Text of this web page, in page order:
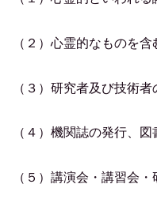
（２）心霊的なものを
（３）研究者及び技術者
（４）機関誌の発行、
（５）講演会・講習会